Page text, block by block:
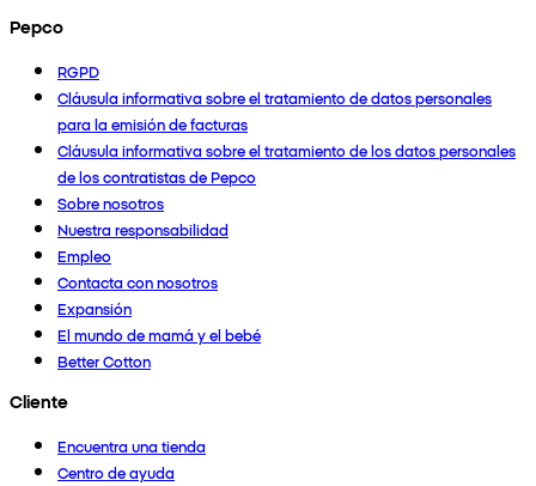
Pepco
RGPD
Cláusula informativa sobre el tratamiento de datos personales
para la emisión de facturas
Cláusula informativa sobre el tratamiento de los datos personales
de los contratistas de Pepco
Sobre nosotros
Nuestra responsabilidad
Empleo
Contacta con nosotros
Expansión
El mundo de mamá y el bebé
Better Cotton
Cliente
Encuentra una tienda
Centro de ayuda